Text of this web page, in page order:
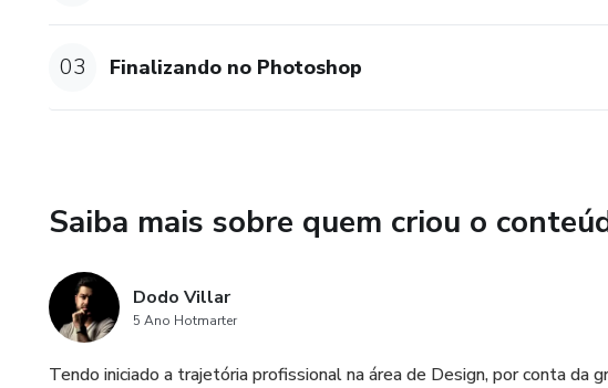
03 Finalizando no Photoshop
Saiba mais sobre quem criou o
Dodo Villar
5 Ano Hotmarter
Tendo iniciado a trajetória profissional na área de Design, por conta da